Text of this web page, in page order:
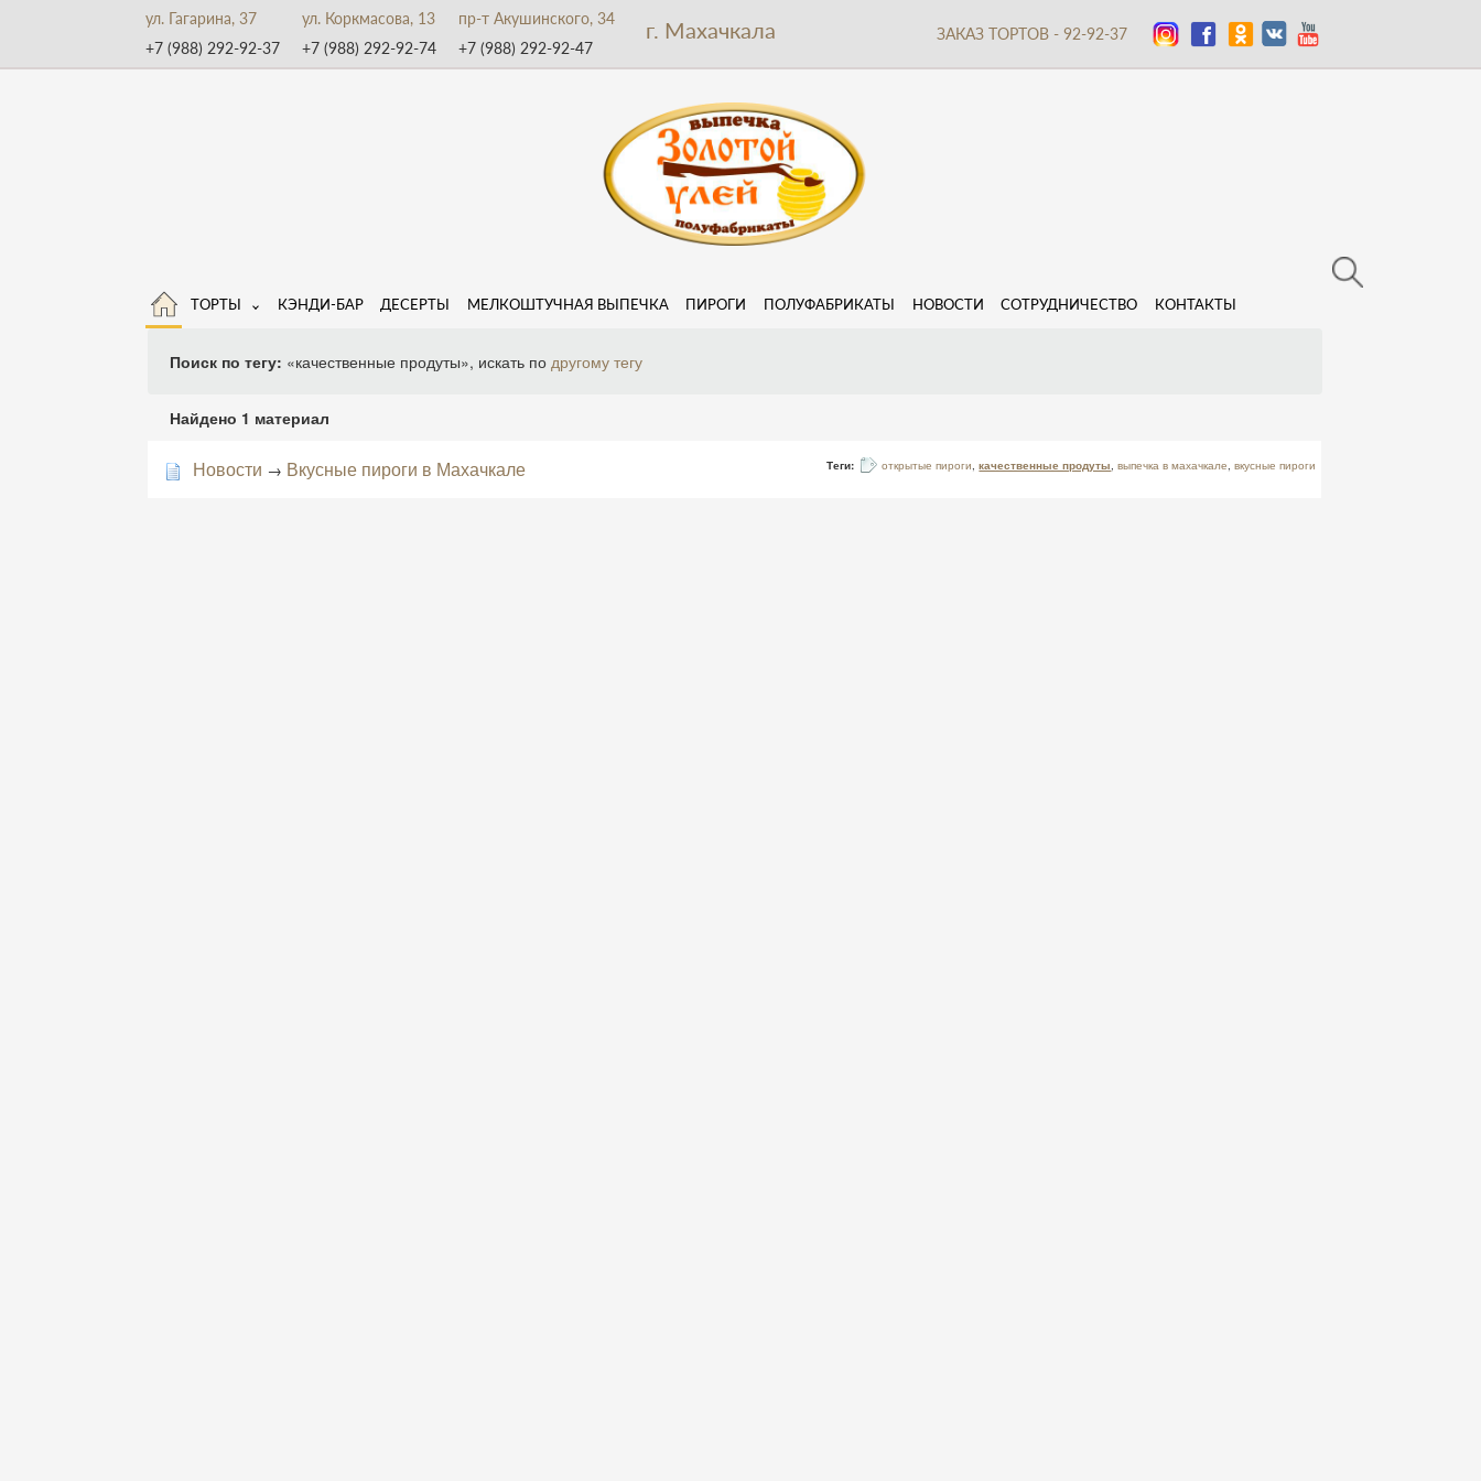
ул. Гагарина, 37
+7 (988) 292-92-37
ул. Коркмасова, 13
+7 (988) 292-92-74
пр-т Акушинского, 34
+7 (988) 292-92-47
г. Махачкала ЗАКАЗ ТОРТОВ - 92-92-37
ТОРТЫ КЭНДИ-БАР ДЕСЕРТЫ МЕЛКОШТУЧНАЯ ВЫПЕЧКА ПИРОГИ ПОЛУФАБРИКАТЫ НОВОСТИ СОТРУДНИЧЕСТВО КОНТАКТЫ
Поиск по тегу: «качественные продуты», искать по другому тегу
Найдено 1 материал
Новости → Вкусные пироги в Махачкале Теги: открытые пироги ,качественные продуты ,выпечка в махачкале ,вкусные пироги